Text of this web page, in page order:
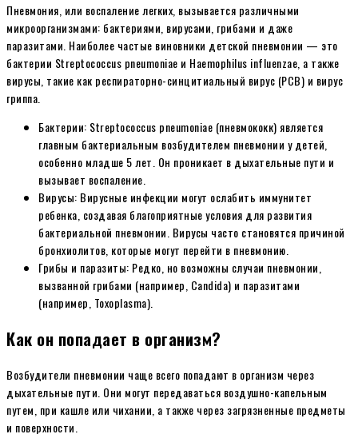
Пневмония, или воспаление легких, вызывается различными
микроорганизмами: бактериями, вирусами, грибами и даже
паразитами. Наиболее частые виновники детской пневмонии — это
бактерии Streptococcus pneumoniae и Haemophilus influenzae, а также
вирусы, такие как респираторно-синцитиальный вирус (РСВ) и вирус
гриппа.
Бактерии: Streptococcus pneumoniae (пневмококк) является
главным бактериальным возбудителем пневмонии у детей,
особенно младше 5 лет. Он проникает в дыхательные пути и
вызывает воспаление.
Вирусы: Вирусные инфекции могут ослабить иммунитет
ребенка, создавая благоприятные условия для развития
бактериальной пневмонии. Вирусы часто становятся причиной
бронхиолитов, которые могут перейти в пневмонию.
Грибы и паразиты: Редко, но возможны случаи пневмонии,
вызванной грибами (например, Candida) и паразитами
(например, Toxoplasma).
Как он попадает в организм?
Возбудители пневмонии чаще всего попадают в организм через
дыхательные пути. Они могут передаваться воздушно-капельным
путем, при кашле или чихании, а также через загрязненные предметы
и поверхности.